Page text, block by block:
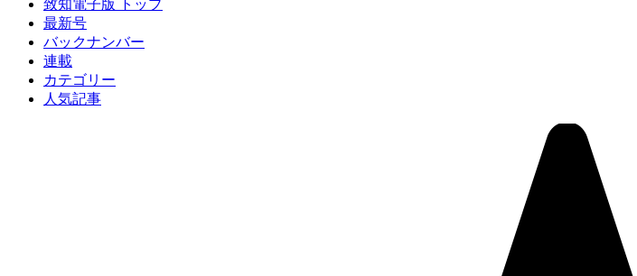
致知電子版 トップ
最新号
バックナンバー
連載
カテゴリー
人気記事